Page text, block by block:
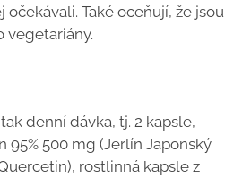
očekávali. Také oceňují, že jsou
vegetariány.
denní dávka, tj. 2 kapsle,
95% 500 mg (Jerlín Japonský
rostlinná kapsle z